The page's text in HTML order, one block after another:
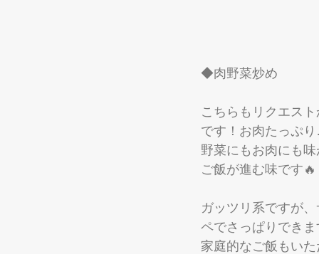
◆肉野菜炒め
こちらもリクエス
です！お肉たっぷ
野菜にもお肉にも
ご飯が進む味です🔥
ガッツリ系ですが
ペでさっぱりできま
家庭的なご飯もい